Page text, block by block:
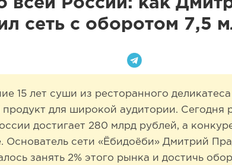
всей России: как
сеть с оборотом 7,5
15 лет суши из ресторанного
для широкой аудитории. Сегодня
достигает 280 млрд рублей, а
Основатель сети «Ёбидоёби» Дмитрий
занять 2% этого рынка и достичь